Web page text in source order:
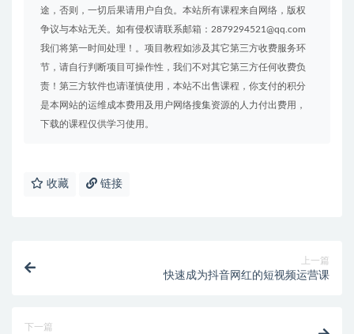
途，否则，一切后果请用户自负。本站所有课程来自网络，版权
争议与本站无关。如有侵权请联系邮箱：2879294521@qq.com
我们将第一时间处理！。项目教程如涉及其它第三方收费服务环
节，请自行判断项目可操作性，我们不对其它第三方任何收费负
责！第三方软件也请谨慎使用，本站不出售课程，你支付的积分
是本网站的运维成本费用及用户网络搜集资源的人力付出费用，
下载的课程仅供学习使用。
收藏 链接
上一篇
快速成为抖音网红的短视频运营课
下一篇